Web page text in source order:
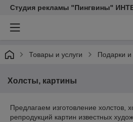
Студия рекламы "Пингвины"
Товары и услуги Подарки
Холсты, картины
Предлагаем изготовление холстов,
репродукций картин известных